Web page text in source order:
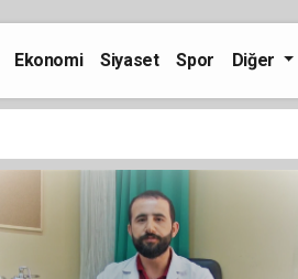
Ekonomi Siyaset Spor Diğer